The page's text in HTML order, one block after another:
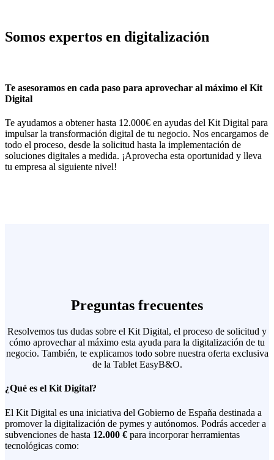
Somos expertos en digitalización
Te asesoramos en cada paso para aprovechar al máximo el Kit
Digital
Te ayudamos a obtener hasta 12.000€ en ayudas del Kit Digital para
impulsar la transformación digital de tu negocio. Nos encargamos de
todo el proceso, desde la solicitud hasta la implementación de
soluciones digitales a medida. ¡Aprovecha esta oportunidad y lleva
tu empresa al siguiente nivel!
Preguntas frecuentes
Resolvemos tus dudas sobre el Kit Digital, el proceso de solicitud y
cómo aprovechar al máximo esta ayuda para la digitalización de tu
negocio. También, te explicamos todo sobre nuestra oferta exclusiva
de la Tablet EasyB&O.
¿Qué es el Kit Digital?
El Kit Digital es una iniciativa del Gobierno de España destinada a
promover la digitalización de pymes y autónomos. Podrás acceder a
subvenciones de hasta 12.000 € para incorporar herramientas
tecnológicas como: